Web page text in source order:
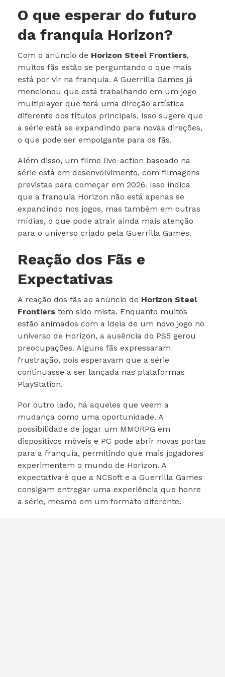
O que esperar do futuro
da franquia Horizon?
Com o anúncio de Horizon Steel Frontiers,
muitos fãs estão se perguntando o que mais
está por vir na franquia. A Guerrilla Games já
mencionou que está trabalhando em um jogo
multiplayer que terá uma direção artística
diferente dos títulos principais. Isso sugere que
a série está se expandindo para novas direções,
o que pode ser empolgante para os fãs.
Além disso, um filme live-action baseado na
série está em desenvolvimento, com filmagens
previstas para começar em 2026. Isso indica
que a franquia Horizon não está apenas se
expandindo nos jogos, mas também em outras
mídias, o que pode atrair ainda mais atenção
para o universo criado pela Guerrilla Games.
Reação dos Fãs e
Expectativas
A reação dos fãs ao anúncio de Horizon Steel
Frontiers tem sido mista. Enquanto muitos
estão animados com a ideia de um novo jogo no
universo de Horizon, a ausência do PS5 gerou
preocupações. Alguns fãs expressaram
frustração, pois esperavam que a série
continuasse a ser lançada nas plataformas
PlayStation.
Por outro lado, há aqueles que veem a
mudança como uma oportunidade. A
possibilidade de jogar um MMORPG em
dispositivos móveis e PC pode abrir novas portas
para a franquia, permitindo que mais jogadores
experimentem o mundo de Horizon. A
expectativa é que a NCSoft e a Guerrilla Games
consigam entregar uma experiência que honre
a série, mesmo em um formato diferente.